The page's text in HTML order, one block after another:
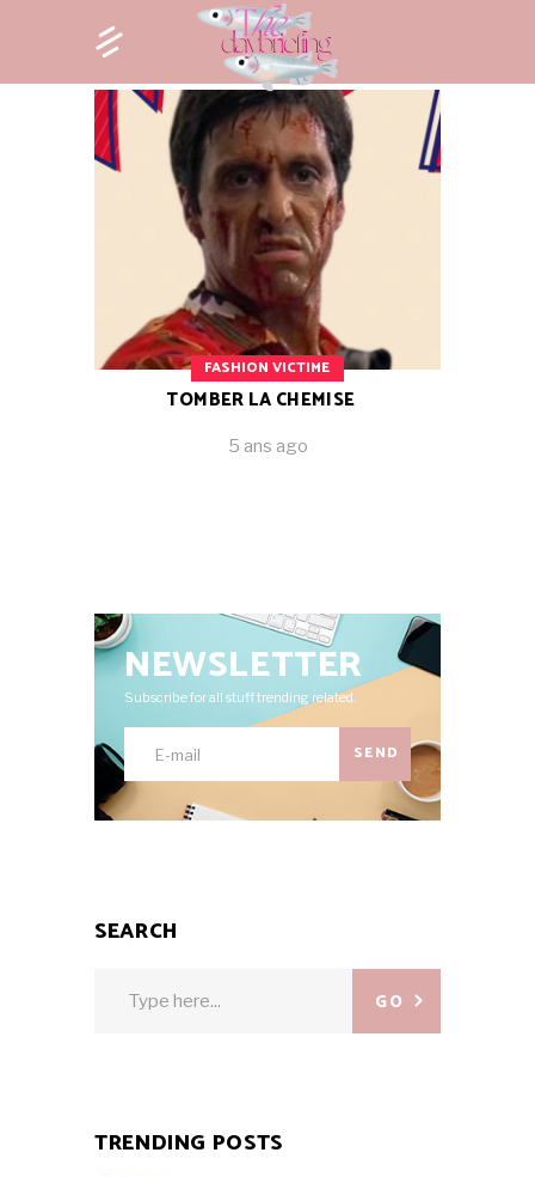
FASHION VICTIME
TOMBER LA CHEMISE
5 ans ago
NEWSLETTER
Subscribe for all stuff trending related.
SEND
SEARCH
GO
TRENDING POSTS